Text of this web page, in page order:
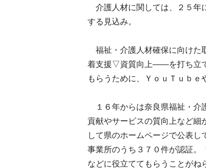
介護人材に関しては、２５年
する見込み。
福祉・介護人材確保に向けた
着支援▽資質向上――を打ち立
もらうために、ＹｏｕＴｕｂｅ
１６年からは奈良県福祉・介
貢献やサービスの質向上など細
して県のホームページで公表し
事業所のうち３７０件が認証。
などに役立ててもらうことがね